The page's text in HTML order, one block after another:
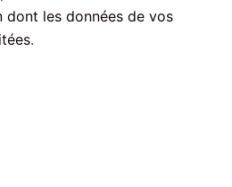
dont les données de vos
.